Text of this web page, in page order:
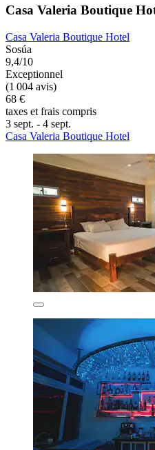
Casa Valeria Boutique
Casa Valeria Boutique Hotel
Sosúa
9,4/10
Exceptionnel
(1 004 avis)
68 €
taxes et frais compris
3 sept. - 4 sept.
Casa Valeria Boutique Hotel